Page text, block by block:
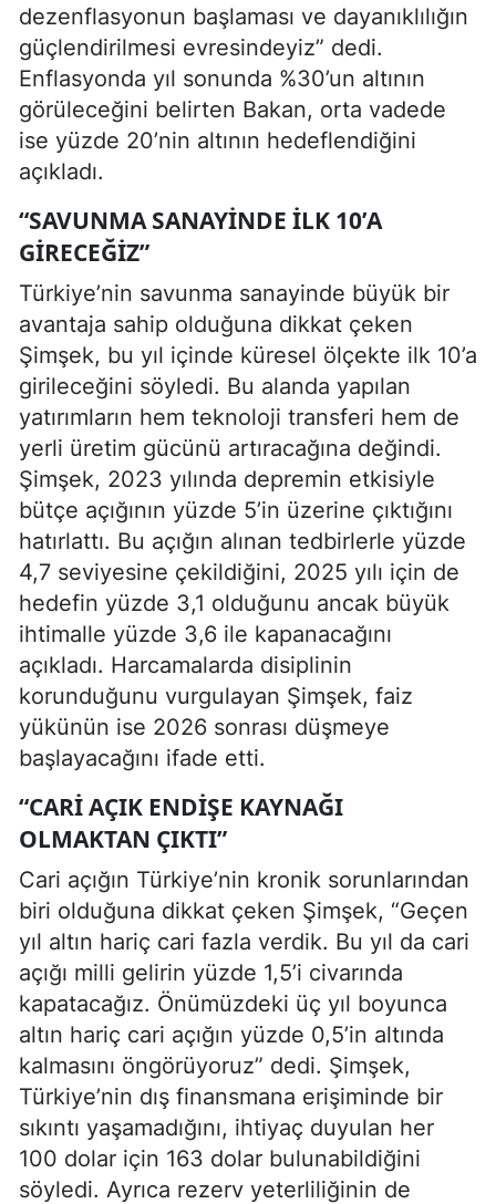
dezenflasyonun başlaması ve dayanıklılığın
güçlendirilmesi evresindeyiz” dedi.
Enflasyonda yıl sonunda %30’un altının
görüleceğini belirten Bakan, orta vadede
ise yüzde 20’nin altının hedeflendiğini
açıkladı.
“SAVUNMA SANAYINDE İLK 10’A
GIRECEĞIZ”
Türkiye’nin savunma sanayinde büyük bir
avantaja sahip olduğuna dikkat çeken
Şimşek, bu yıl içinde küresel ölçekte ilk 10’a
girileceğini söyledi. Bu alanda yapılan
yatırımların hem teknoloji transferi hem de
yerli üretim gücünü artıracağına değindi.
Şimşek, 2023 yılında depremin etkisiyle
bütçe açığının yüzde 5’in üzerine çıktığını
hatırlattı. Bu açığın alınan tedbirlerle yüzde
4,7 seviyesine çekildiğini, 2025 yılı için de
hedefin yüzde 3,1 olduğunu ancak büyük
ihtimalle yüzde 3,6 ile kapanacağını
açıkladı. Harcamalarda disiplinin
korunduğunu vurgulayan Şimşek, faiz
yükünün ise 2026 sonrası düşmeye
başlayacağını ifade etti.
“CARI AÇIK ENDIŞE KAYNAĞI
OLMAKTAN ÇIKTI”
Cari açığın Türkiye’nin kronik sorunlarından
biri olduğuna dikkat çeken Şimşek, “Geçen
yıl altın hariç cari fazla verdik. Bu yıl da cari
açığı milli gelirin yüzde 1,5’i civarında
kapatacağız. Önümüzdeki üç yıl boyunca
altın hariç cari açığın yüzde 0,5’in altında
kalmasını öngörüyoruz” dedi. Şimşek,
Türkiye’nin dış finansmana erişiminde bir
sıkıntı yaşamadığını, ihtiyaç duyulan her
100 dolar için 163 dolar bulunabildiğini
söyledi. Ayrıca rezerv yeterliliğinin de